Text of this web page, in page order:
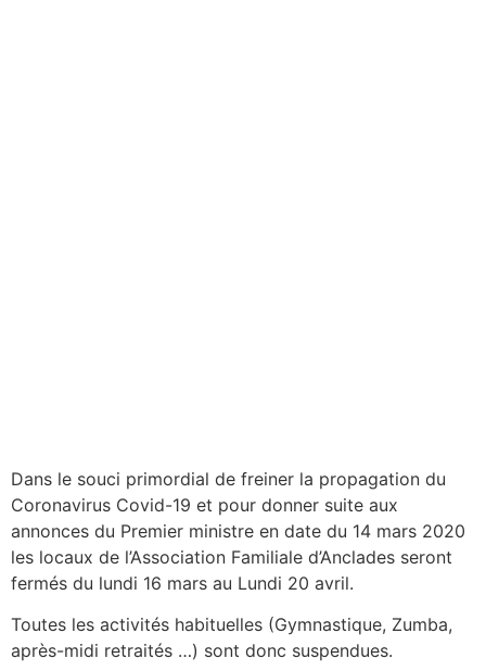
Dans le souci primordial de freiner la propagation du
Coronavirus Covid-19 et pour donner suite aux
annonces du Premier ministre en date du 14 mars 2020
les locaux de l’Association Familiale d’Anclades seront
fermés du lundi 16 mars au Lundi 20 avril.
Toutes les activités habituelles (Gymnastique, Zumba,
après-midi retraités …) sont donc suspendues.